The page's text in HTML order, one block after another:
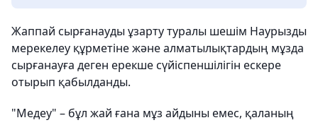
Жаппай сырғанауды ұзарту туралы шешім Наурызды
мерекелеу құрметіне және алматылықтардың мұзда
сырғанауға деген ерекше сүйіспеншілігін ескере
отырып қабылданды.
"Медеу" – бұл жай ғана мұз айдыны емес, қаланың